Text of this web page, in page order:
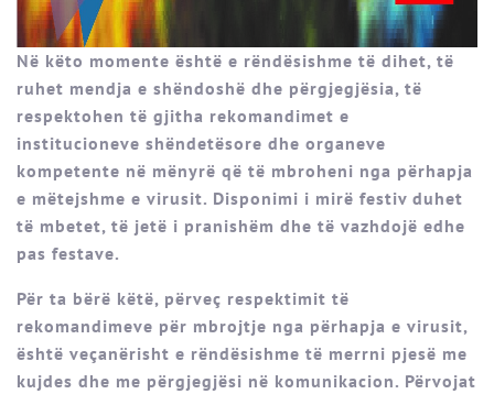
Në këto momente është e rëndësishme të dihet, të
ruhet mendja e shëndoshë dhe përgjegjësia, të
respektohen të gjitha rekomandimet e
institucioneve shëndetësore dhe organeve
kompetente në mënyrë që të mbroheni nga përhapja
e mëtejshme e virusit. Disponimi i mirë festiv duhet
të mbetet, të jetë i pranishëm dhe të vazhdojë edhe
pas festave.
Për ta bërë këtë, përveç respektimit të
rekomandimeve për mbrojtje nga përhapja e virusit,
është veçanërisht e rëndësishme të merrni pjesë me
kujdes dhe me përgjegjësi në komunikacion. Përvojat